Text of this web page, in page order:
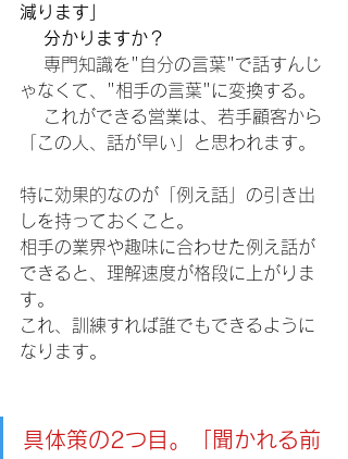
減ります」
分かりますか？
専門知識を"自分の言葉"で話すんじ
ゃなくて、"相手の言葉"に変換する。
これができる営業は、若手顧客から
「この人、話が早い」と思われます。
特に効果的なのが「例え話」の引き出
しを持っておくこと。
相手の業界や趣味に合わせた例え話が
できると、理解速度が格段に上がりま
す。
これ、訓練すれば誰でもできるように
なります。
具体策の2つ目。「聞かれる前